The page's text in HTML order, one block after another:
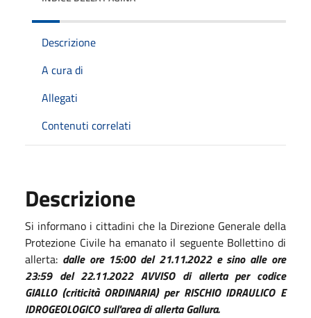
Descrizione
A cura di
Allegati
Contenuti correlati
Descrizione
Si informano i cittadini che la Direzione Generale della
Protezione Civile ha emanato il seguente Bollettino di
allerta: dalle ore 15:00 del 21.11.2022 e sino alle ore
23:59 del 22.11.2022 AVVISO di allerta per codice
GIALLO (criticità ORDINARIA) per RISCHIO IDRAULICO E
IDROGEOLOGICO sull'area di allerta Gallura.